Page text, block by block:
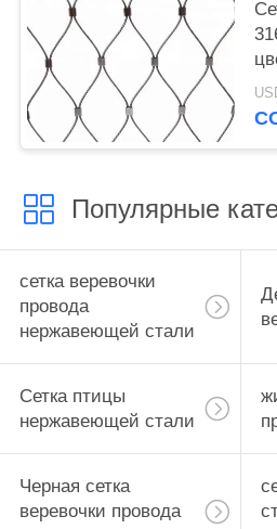
Популярные
сетка веревочки
провода
нержавеющей стали
Сетка птицы
нержавеющей стали
Черная сетка
веревочки провода